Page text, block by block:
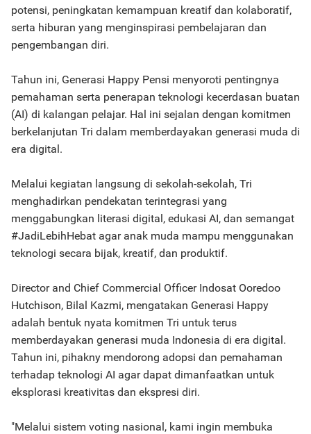
potensi, peningkatan kemampuan kreatif dan kolaboratif,
serta hiburan yang menginspirasi pembelajaran dan
pengembangan diri.
Tahun ini, Generasi Happy Pensi menyoroti pentingnya
pemahaman serta penerapan teknologi kecerdasan buatan
(AI) di kalangan pelajar. Hal ini sejalan dengan komitmen
berkelanjutan Tri dalam memberdayakan generasi muda di
era digital.
Melalui kegiatan langsung di sekolah-sekolah, Tri
menghadirkan pendekatan terintegrasi yang
menggabungkan literasi digital, edukasi AI, dan semangat
#JadiLebihHebat agar anak muda mampu menggunakan
teknologi secara bijak, kreatif, dan produktif.
Director and Chief Commercial Officer Indosat Ooredoo
Hutchison, Bilal Kazmi, mengatakan Generasi Happy
adalah bentuk nyata komitmen Tri untuk terus
memberdayakan generasi muda Indonesia di era digital.
Tahun ini, pihakny mendorong adopsi dan pemahaman
terhadap teknologi AI agar dapat dimanfaatkan untuk
eksplorasi kreativitas dan ekspresi diri.
"Melalui sistem voting nasional, kami ingin membuka